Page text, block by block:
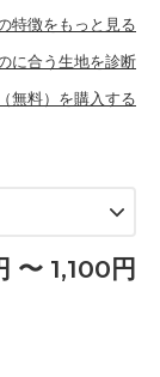
らしのアイテム
ケースなどの布
特徴をもっと見る
に合う生地を診断
無料）を購入する
〜 1,100円